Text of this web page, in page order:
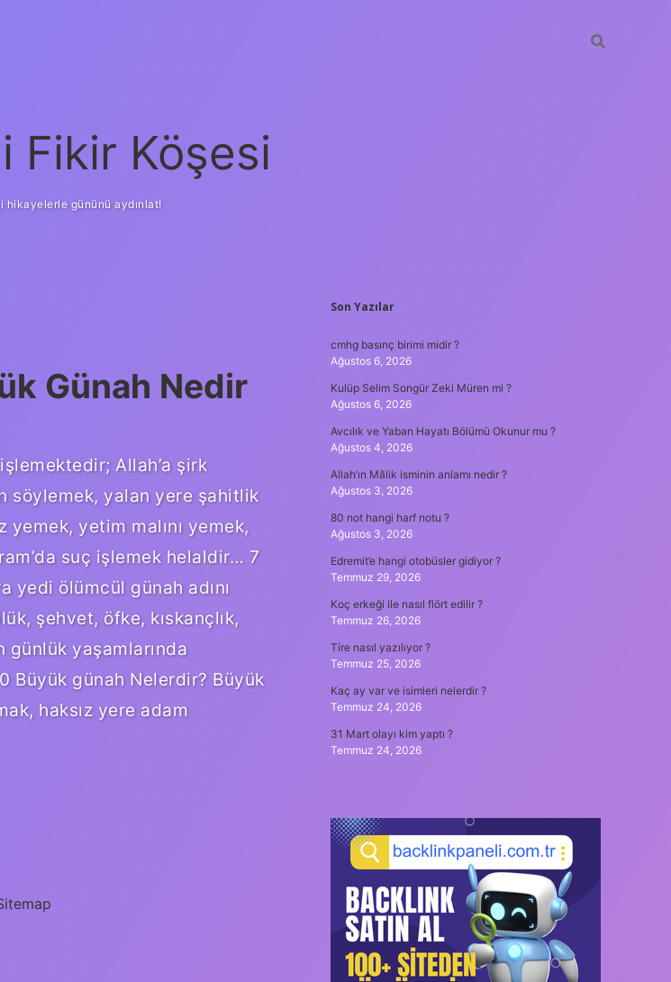
Fikir Köşesi
hikayelerle gününü aydınlat!
Günah Nedir
Allah’a şirk
söylemek, yalan yere şahitlik
yetim malını yemek,
suç işlemek helaldir… 7
yedi ölümcül günah adını
şehvet, öfke, kıskançlık,
yaşamlarında
Büyük günah Nelerdir? Büyük
haksız yere adam
SIDEBAR
Son Yazılar
cmhg basınç birimi midir ?
Ağustos 6, 2026
Kulüp Selim Songür Zeki Müren mi ?
Ağustos 6, 2026
Avcılık ve Yaban Hayatı Bölümü Okunur mu ?
Ağustos 4, 2026
Allah’ın Mâlik isminin anlamı nedir ?
Ağustos 3, 2026
80 not hangi harf notu ?
Ağustos 3, 2026
Edremit’e hangi otobüsler gidiyor ?
Temmuz 29, 2026
Koç erkeği ile nasıl flört edilir ?
Temmuz 26, 2026
Tire nasıl yazılıyor ?
Temmuz 25, 2026
Kaç ay var ve isimleri nelerdir ?
Temmuz 24, 2026
31 Mart olayı kim yaptı ?
Temmuz 24, 2026